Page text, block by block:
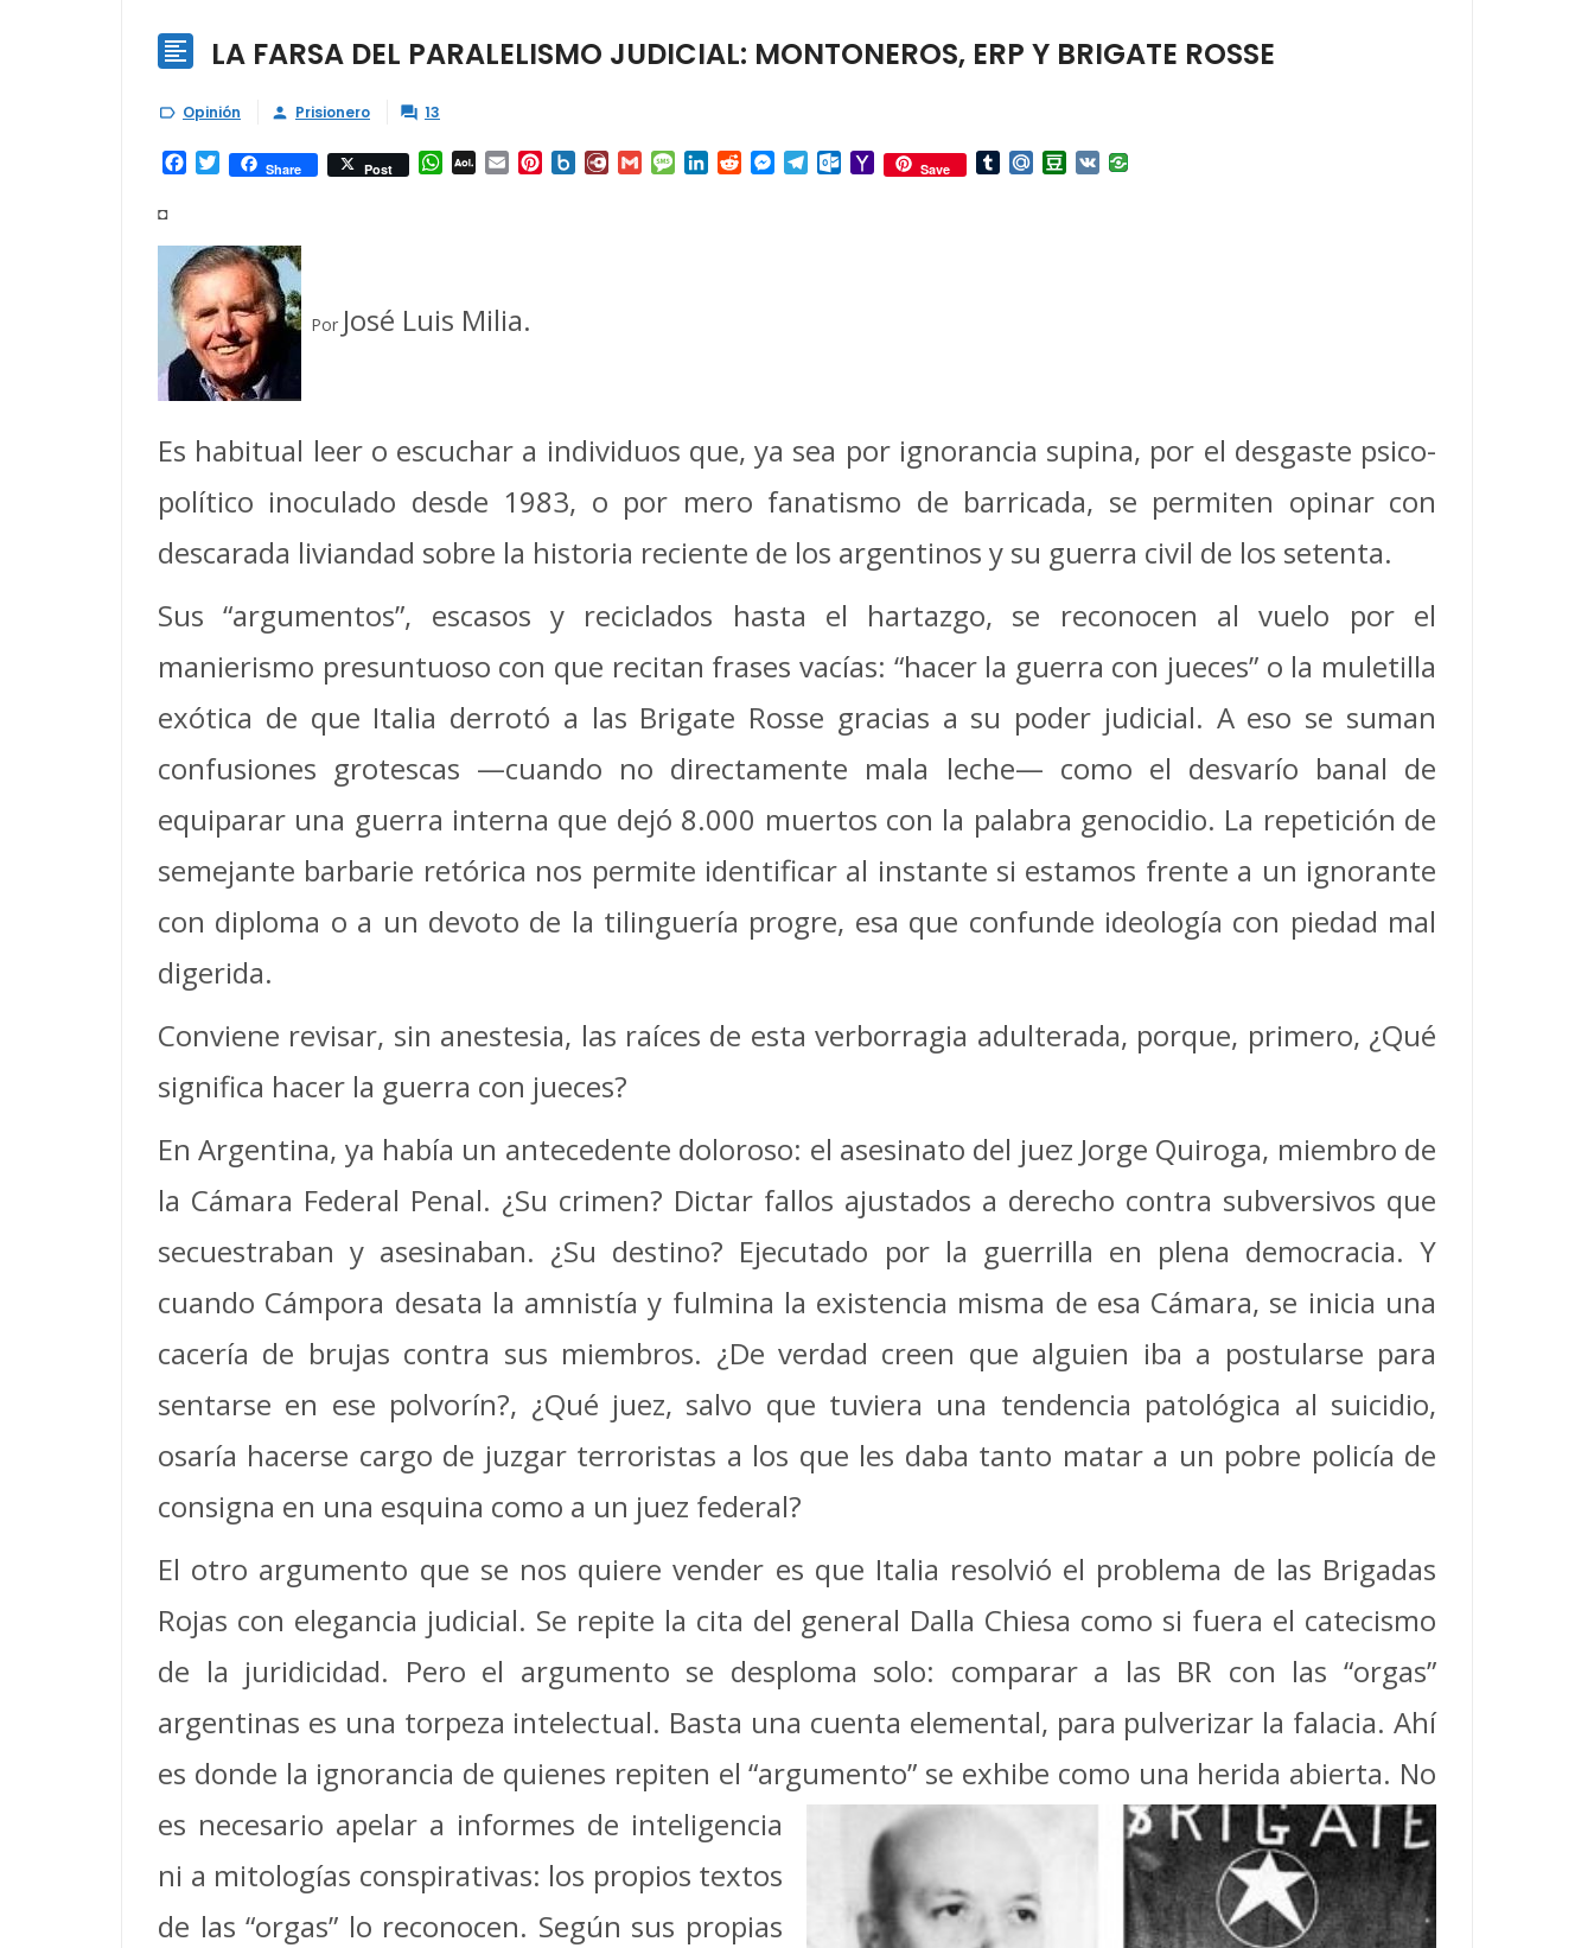
 LA FARSA DEL PARALELISMO JUDICIAL: MONTONEROS, ERP Y BRIGATE ROSSE
 Opinión  Prisionero  13
Facebook
TwitterShare Post WhatsApp
AOL Email Pinterest
Box.netDiary.RuGmailMessage
LinkedInRedditMessenger
TelegramOutlook.com
YahooSave TumblrMail.RuDouban
VK
◘
Por José Luis Milia.
Es habitual leer o escuchar a individuos que, ya sea por ignorancia supina, por el desgaste psico-
político inoculado desde 1983, o por mero fanatismo de barricada, se permiten opinar con
descarada liviandad sobre la historia reciente de los argentinos y su guerra civil de los setenta.
Sus “argumentos”, escasos y reciclados hasta el hartazgo, se reconocen al vuelo por el
manierismo presuntuoso con que recitan frases vacías: “hacer la guerra con jueces” o la muletilla
exótica de que Italia derrotó a las Brigate Rosse gracias a su poder judicial. A eso se suman
confusiones grotescas —cuando no directamente mala leche— como el desvarío banal de
equiparar una guerra interna que dejó 8.000 muertos con la palabra genocidio. La repetición de
semejante barbarie retórica nos permite identificar al instante si estamos frente a un ignorante
con diploma o a un devoto de la tilinguería progre, esa que confunde ideología con piedad mal
digerida.
Conviene revisar, sin anestesia, las raíces de esta verborragia adulterada, porque, primero, ¿Qué
significa hacer la guerra con jueces?
En Argentina, ya había un antecedente doloroso: el asesinato del juez Jorge Quiroga, miembro de
la Cámara Federal Penal. ¿Su crimen? Dictar fallos ajustados a derecho contra subversivos que
secuestraban y asesinaban. ¿Su destino? Ejecutado por la guerrilla en plena democracia. Y
cuando Cámpora desata la amnistía y fulmina la existencia misma de esa Cámara, se inicia una
cacería de brujas contra sus miembros. ¿De verdad creen que alguien iba a postularse para
sentarse en ese polvorín?, ¿Qué juez, salvo que tuviera una tendencia patológica al suicidio,
osaría hacerse cargo de juzgar terroristas a los que les daba tanto matar a un pobre policía de
consigna en una esquina como a un juez federal?
El otro argumento que se nos quiere vender es que Italia resolvió el problema de las Brigadas
Rojas con elegancia judicial. Se repite la cita del general Dalla Chiesa como si fuera el catecismo
de la juridicidad. Pero el argumento se desploma solo: comparar a las BR con las “orgas”
argentinas es una torpeza intelectual. Basta una cuenta elemental, para pulverizar la falacia. Ahí
es donde la ignorancia de quienes repiten el “argumento” se exhibe como una herida abierta. No
es necesario apelar a informes de inteligencia
ni a mitologías conspirativas: los propios textos
de las “orgas” lo reconocen. Según sus propias